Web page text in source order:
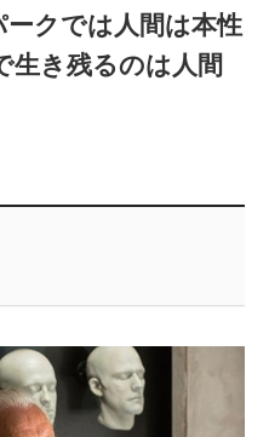
クでは人間は本性
生き残るのは人間